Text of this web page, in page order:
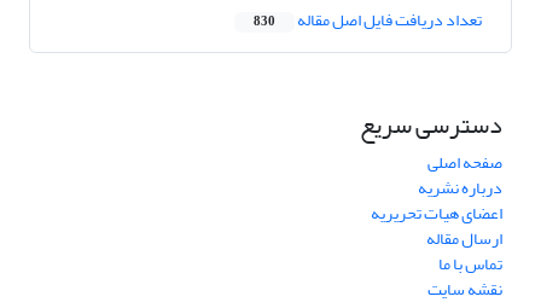
تعداد دریافت فایل اصل مقاله 830
دسترسی سریع
صفحه اصلی
درباره نشریه
اعضای هیات تحریریه
ارسال مقاله
تماس با ما
نقشه سایت